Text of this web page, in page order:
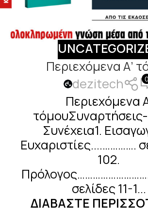
Περιεχόμενα Α’
dezitech
0
Περιεχόμενα
Συνέχεια1.
Ευχαριστίες....………….
102.
σελίδες 11-1...
ΔΙΑΒΆΣΤΕ